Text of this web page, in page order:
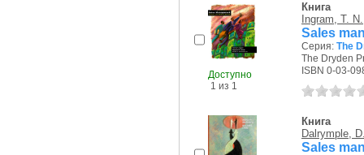
Доступно
1 из 1
Книга
Ingram, T. N.
Sales
Серия: The
The Dryden
ISBN 0-03-
Книга
Dalrymple,
Sales